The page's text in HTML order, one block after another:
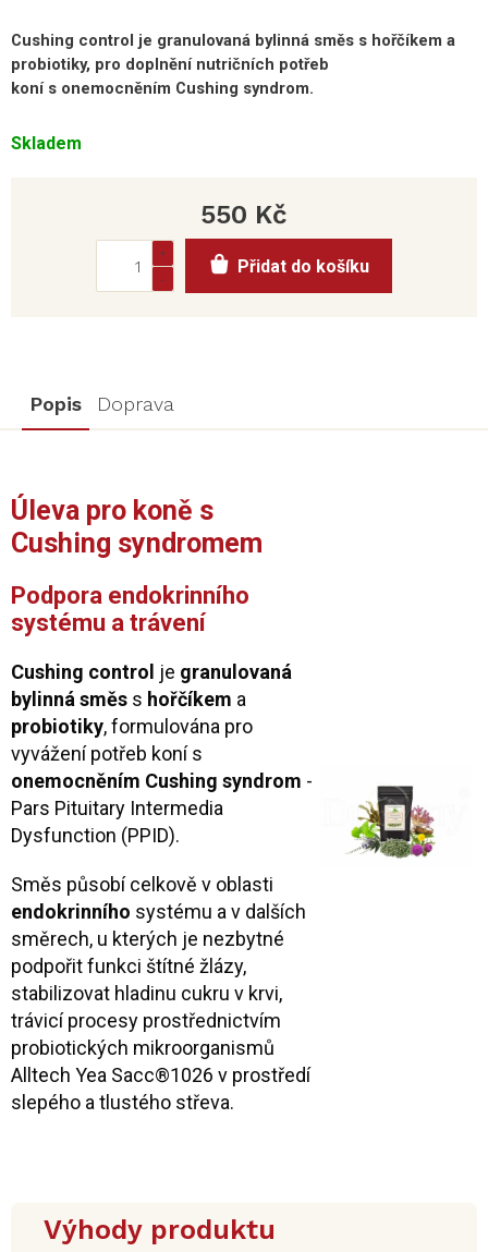
Skladem
Cushing control je granulovaná bylinná směs s hořčíkem a
probiotiky, pro doplnění nutričních potřeb
koní s onemocněním Cushing syndrom.
550 Kč
cena:
Přidat do košíku
Popis Doprava
Úleva pro koně s
Cushing syndromem
Podpora endokrinního
systému a trávení
Cushing control je granulovaná
bylinná směs s hořčíkem a
probiotiky, formulována pro
vyvážení potřeb koní s
onemocněním Cushing syndrom -
Pars Pituitary Intermedia
Dysfunction (PPID).
Směs působí celkově v oblasti
endokrinního systému a v dalších
směrech, u kterých je nezbytné
podpořit funkci štítné žlázy,
stabilizovat hladinu cukru v krvi,
trávicí procesy prostřednictvím
probiotických mikroorganismů
Alltech Yea Sacc®1026 v prostředí
slepého a tlustého střeva.
Výhody produktu